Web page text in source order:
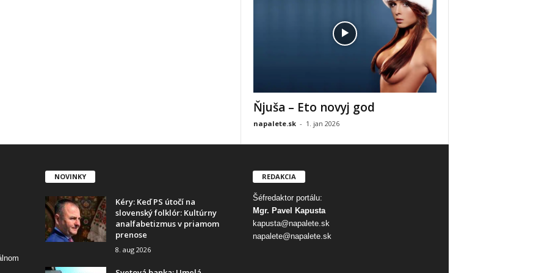
Ňjuša – Eto novyj god
napalete.sk - 1. jan 2026
NOVINKY
Kéry: Keď PS útočí na
slovenský folklór: Kultúrny
analfabetizmus v priamom
prenose
8. aug 2026
REDAKCIA
Šéfredaktor portálu:
Mgr. Pavel Kapusta
kapusta@napalete.sk
napalete@napalete.sk